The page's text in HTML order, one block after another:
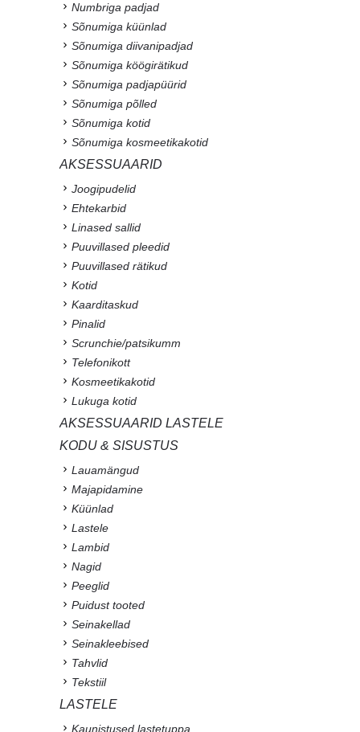
Numbriga padjad
Sõnumiga küünlad
Sõnumiga diivanipadjad
Sõnumiga köögirätikud
Sõnumiga padjapüürid
Sõnumiga põlled
Sõnumiga kotid
Sõnumiga kosmeetikakotid
AKSESSUAARID
Joogipudelid
Ehtekarbid
Linased sallid
Puuvillased pleedid
Puuvillased rätikud
Kotid
Kaarditaskud
Pinalid
Scrunchie/patsikumm
Telefonikott
Kosmeetikakotid
Lukuga kotid
AKSESSUAARID LASTELE
KODU & SISUSTUS
Lauamängud
Majapidamine
Küünlad
Lastele
Lambid
Nagid
Peeglid
Puidust tooted
Seinakellad
Seinakleebised
Tahvlid
Tekstiil
LASTELE
Kaunistused lastetuppa